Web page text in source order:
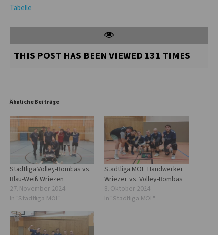
Tabelle
THIS POST HAS BEEN VIEWED 131 TIMES
Ähnliche Beiträge
Stadtliga Volley-Bombas vs.
Blau-Weiß Wriezen
27. November 2024
In "Stadtliga MOL"
Stadtliga MOL: Handwerker
Wriezen vs. Volley-Bombas
8. Oktober 2024
In "Stadtliga MOL"